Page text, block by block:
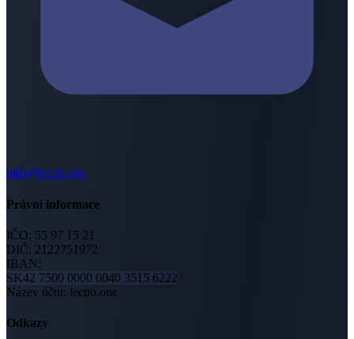
info@lectio.one
Právní informace
IČO: 55 97 15 21
DIČ: 2122751972
IBAN:
SK42 7500 0000 0040 3515 6222
Název účtu: lectio.one
Odkazy